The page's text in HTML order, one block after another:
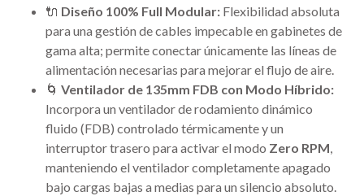
🔌 Diseño 100% Full Modular: Flexibilidad absoluta
para una gestión de cables impecable en gabinetes de
gama alta; permite conectar únicamente las líneas de
alimentación necesarias para mejorar el flujo de aire.
🌀 Ventilador de 135mm FDB con Modo Híbrido:
Incorpora un ventilador de rodamiento dinámico
fluido (FDB) controlado térmicamente y un
interruptor trasero para activar el modo Zero RPM,
manteniendo el ventilador completamente apagado
bajo cargas bajas a medias para un silencio absoluto.